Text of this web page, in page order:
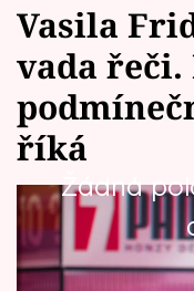
Témata
Celebrity
Vztahy
Seriály
Vasila
vada řeči.
říká
Žádná
Vasila Fridricha
obrazovkách
nyní úspěšným